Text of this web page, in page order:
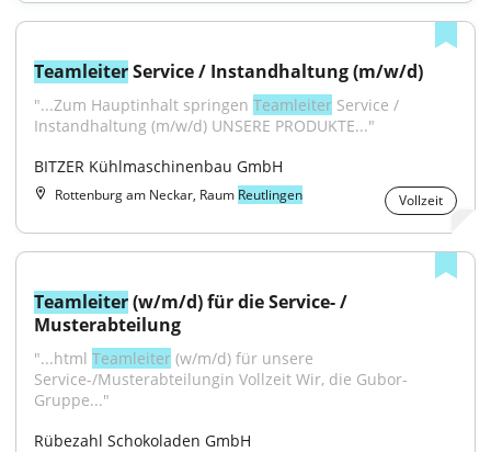
Teamleiter Service / Instandhaltung (m/w/d)
"...Zum Hauptinhalt springen Teamleiter Service /
Instandhaltung (m/w/d) UNSERE PRODUKTE..."
BITZER Kühlmaschinenbau GmbH
Rottenburg am Neckar, Raum Reutlingen Vollzeit
Teamleiter (w/m/d) für die Service- /
Musterabteilung
"...html Teamleiter (w/m/d) für unsere
Service-/Musterabteilungin Vollzeit Wir, die Gubor-
Gruppe..."
Rübezahl Schokoladen GmbH